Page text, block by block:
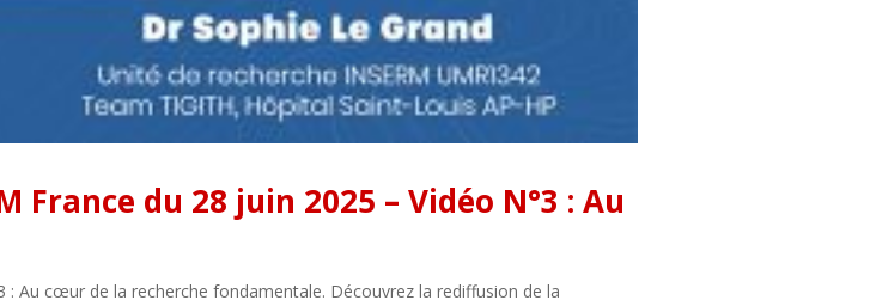
France du 28 juin 2025 – Vidéo N°3 : Au
: Au cœur de la recherche fondamentale. Découvrez la rediffusion de la